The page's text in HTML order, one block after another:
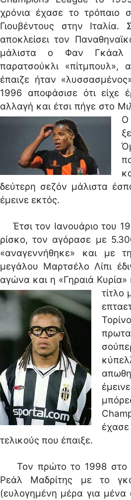
χρόνια έχασε το τρόπαιο
Γιουβέντους στην Ιταλία.
αποκλείσει τον
μάλιστα ο Φαν Γκάαλ
παρατσούκλι
έπαιζε ήταν
1996 αποφάσισε ότι είχε
αλλαγή και έτσι πήγε στο
Ο
δεύτερη σεζόν μάλιστα
έμεινε εκτός.
Έτσι τον Ιανουάριο του
ρίσκο, τον αγόρασε με
«αναγεννήθηκε» και με
μεγάλου Μαρτσέλο Λίπι
αγώνα και η «Γηραιά
τίτλο
τελικούς που έπαιξε.
Τον πρώτο το 1998 στο
Ρεάλ Μαδρίτης με το
(ευλογημένη μέρα για